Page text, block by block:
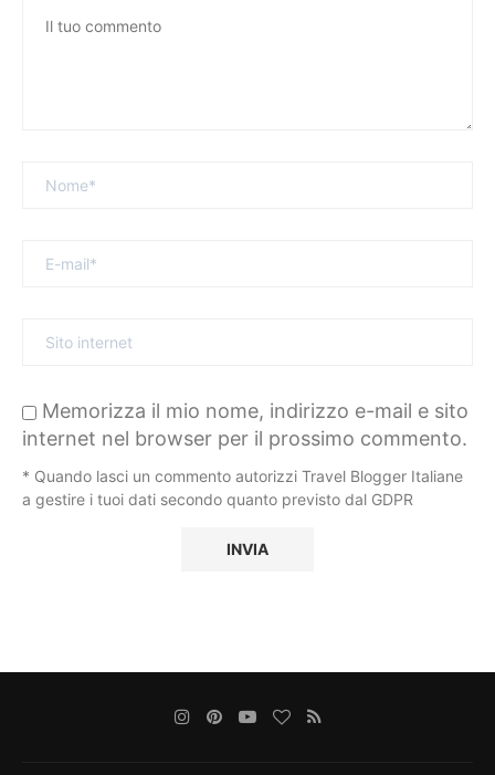
Memorizza il mio nome, indirizzo e-mail e sito
internet nel browser per il prossimo commento.
* Quando lasci un commento autorizzi Travel Blogger Italiane
a gestire i tuoi dati secondo quanto previsto dal GDPR